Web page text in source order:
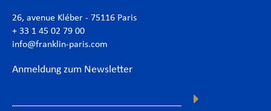
26, avenue Kléber - 75116 Paris
+ 33 1 45 02 79 00
info@franklin-paris.com
Anmeldung zum Newsletter